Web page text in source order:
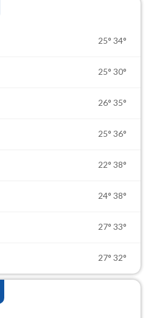
25° 34°
25° 30°
26° 35°
25° 36°
22° 38°
24° 38°
27° 33°
27° 32°